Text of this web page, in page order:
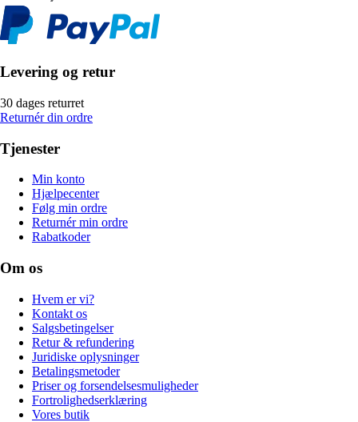
Levering og retur
30 dages returret
Returnér din ordre
Tjenester
Min konto
Hjælpecenter
Følg min ordre
Returnér min ordre
Rabatkoder
Om os
Hvem er vi?
Kontakt os
Salgsbetingelser
Retur & refundering
Juridiske oplysninger
Betalingsmetoder
Priser og forsendelsesmuligheder
Fortrolighedserklæring
Vores butik